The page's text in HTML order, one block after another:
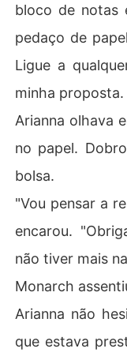
bloco de notas
pedaço de
Ligue a
minha
Arianna olhava
no papel.
bolsa.
"Vou pensar a
encarou.
não tiver mais
Monarch
Arianna não
que estava